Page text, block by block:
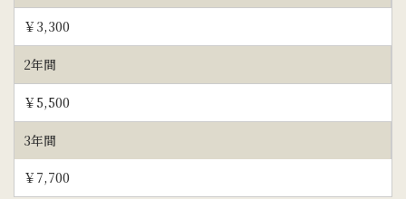
￥3,300
2年間
￥5,500
3年間
￥7,700